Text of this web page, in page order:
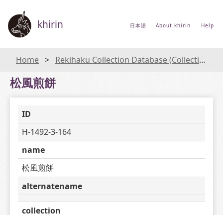
khirin 日本語 About khirin Help
Home Rekihaku Collection Database (Collections Database of the National Museum of Japanese History)
松風煎餅
ID
H-1492-3-164
name
松風煎餅
alternatename
collection